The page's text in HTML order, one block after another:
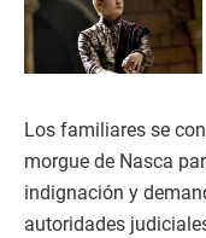
Los familiares se
morgue de Nasca
indignación y
autoridades